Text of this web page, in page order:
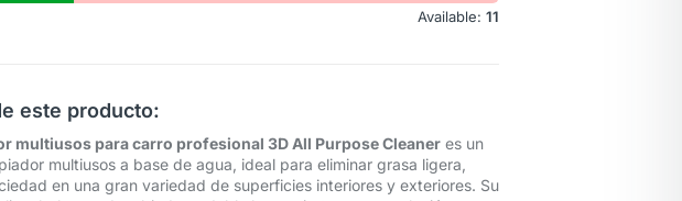
Available: 11
este producto:
multiusos para carro profesional 3D All Purpose Cleaneres un
multiusos a base de agua, ideal para eliminar grasa ligera,
en una gran variedad de superficies interiores y exteriores. Su